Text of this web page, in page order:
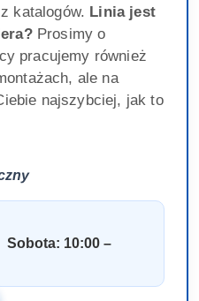
katalogów. Linia jest
Prosimy o
pracujemy również
ale na
najszybciej, jak to
Sobota: 10:00 –